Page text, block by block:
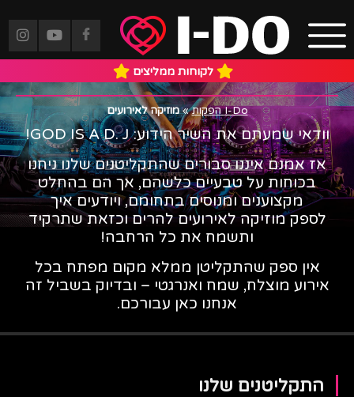
לקוחות ממליצים
מוזיקה לאירועים
I-Do הפקות »מוזיקה לאירועים
וודאי שמעתם את השיר הידוע: GOD IS A D. J!
אז אמנם איננו סבורים שהתקליטנים שלנו ניחנו
בכוחות על טבעיים כלשהם, אך הם בהחלט
מקצוענים ומנוסים בתחומם, ויודעים איך
לספק מוזיקה לאירועים להרים וכזאת שתרקיד
ותשמח את כל הרחבה!
אין ספק שהתקליטן ממלא מקום מפתח בכל
אירוע מוצלח, שמח ואנרגטי – ובדיוק בשביל זה
אנחנו כאן עבורכם.
התקליטנים שלנו